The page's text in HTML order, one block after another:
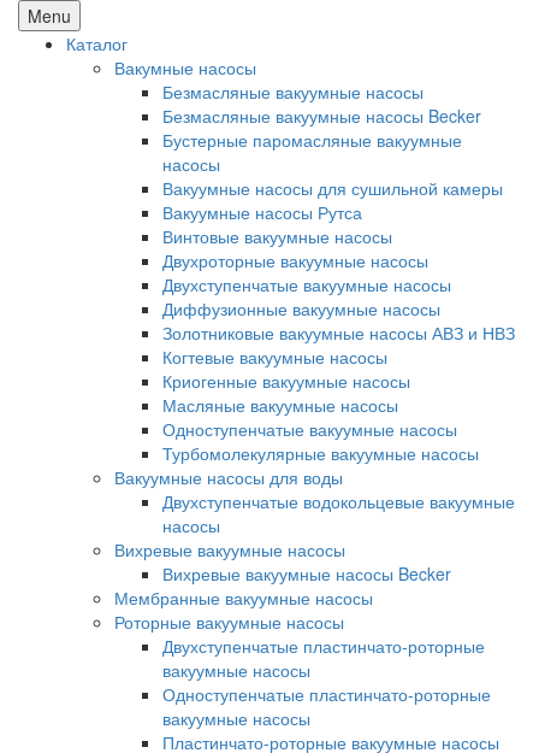
Menu
Каталог
Вакумные насосы
Безмасляные вакуумные насосы
Безмасляные вакуумные насосы Becker
Бустерные паромасляные вакуумные
насосы
Вакуумные насосы для сушильной камеры
Вакуумные насосы Рутса
Винтовые вакуумные насосы
Двухроторные вакуумные насосы
Двухступенчатые вакуумные насосы
Диффузионные вакуумные насосы
Золотниковые вакуумные насосы АВЗ и НВЗ
Когтевые вакуумные насосы
Криогенные вакуумные насосы
Масляные вакуумные насосы
Одноступенчатые вакуумные насосы
Турбомолекулярные вакуумные насосы
Вакуумные насосы для воды
Двухступенчатые водокольцевые вакуумные
насосы
Вихревые вакуумные насосы
Вихревые вакуумные насосы Becker
Мембранные вакуумные насосы
Роторные вакуумные насосы
Двухступенчатые пластинчато-роторные
вакуумные насосы
Одноступенчатые пластинчато-роторные
вакуумные насосы
Пластинчато-роторные вакуумные насосы